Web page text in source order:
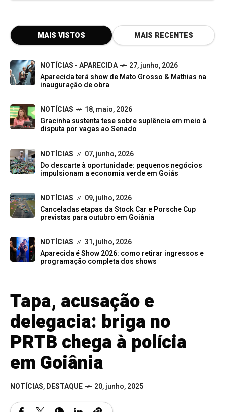
MAIS VISTOS MAIS RECENTES
NOTÍCIAS - APARECIDA
27, junho, 2026
Aparecida terá show de Mato Grosso & Mathias na
inauguração de obra
NOTÍCIAS
18, maio, 2026
Gracinha sustenta tese sobre suplência em meio à
disputa por vagas ao Senado
NOTÍCIAS
07, junho, 2026
Do descarte à oportunidade: pequenos negócios
impulsionam a economia verde em Goiás
NOTÍCIAS
09, julho, 2026
Canceladas etapas da Stock Car e Porsche Cup
previstas para outubro em Goiânia
NOTÍCIAS
31, julho, 2026
Aparecida é Show 2026: como retirar ingressos e
programação completa dos shows
Tapa, acusação e
delegacia: briga no
PRTB chega à polícia
em Goiânia
NOTÍCIAS,DESTAQUE 20, junho, 2025